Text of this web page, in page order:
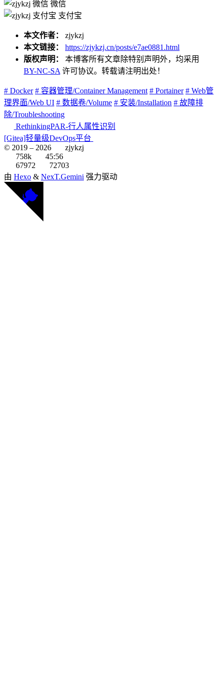
微信
支付宝
本文作者： zjykzj
本文链接：
https://zjykzj.cn/posts/e7ae0881.html
版权声明： 本博客所有文章除特别声明外，均采用
BY-NC-SA 许可协议。转载请注明出处！
# Docker # 容器管理/Container Management # Portainer # Web管
理界面/Web UI # 数据卷/Volume # 安装/Installation # 故障排
除/Troubleshooting
RethinkingPAR-行人属性识别
[Gitea]轻量级DevOps平台
© 2019 – 2026
zjykzj
758k
45:56
67972
72703
由 Hexo & NexT.Gemini 强力驱动